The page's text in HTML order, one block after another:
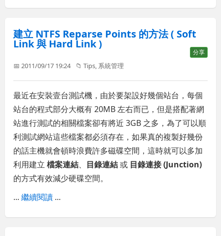
建立 NTFS Reparse Points 的方法 ( Soft
Link 與 Hard Link )
分享
📅 2011/09/17 19:24 📁Tips, 系統管理
最近在安裝壹台測試機，由於要架設好幾個站台，每個
站台的程式部分大概有 20MB 左右而已，但是搭配著網
站進行測試的相關檔案卻有將近 3GB 之多，為了可以順
利測試網站這些檔案都必須存在，如果真的複製好幾份
的話主機就會頓時浪費許多磁碟空間，這時就可以多加
利用建立檔案連結、 目錄連結或 目錄連接 (Junction)
的方式有效減少硬碟空間。
...繼續閱讀 ...